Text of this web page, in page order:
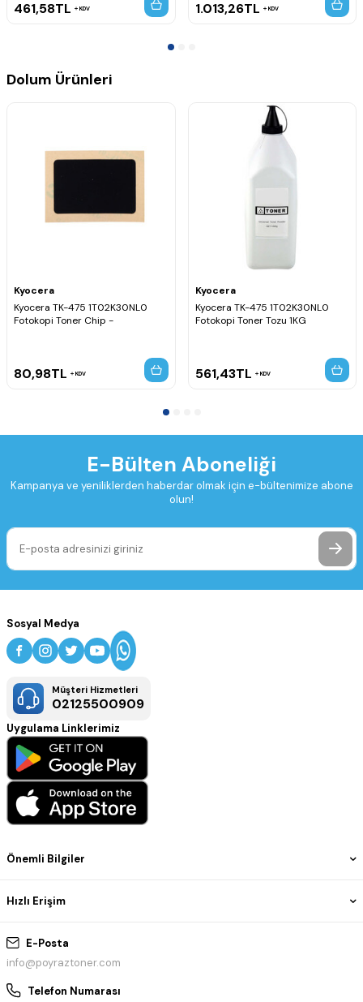
461,58TL KDV 1.013,26TL KDV
Dolum Ürünleri
Kyocera
Kyocera TK-475 1T02K30NL0
Fotokopi Toner Chip -
80,98TL KDV
Kyocera
Kyocera TK-475 1T02K30NL0
Fotokopi Toner Tozu 1KG
561,43TL KDV
E-Bülten Aboneliği
Kampanya ve yeniliklerden haberdar olmak için e-bültenimize abone
olun!
E-Posta
info@poyraztoner.com
Telefon Numarası
Önemli Bilgiler
Hızlı Erişim
Sosyal Medya
Müşteri Hizmetleri
02125500909
Uygulama Linklerimiz